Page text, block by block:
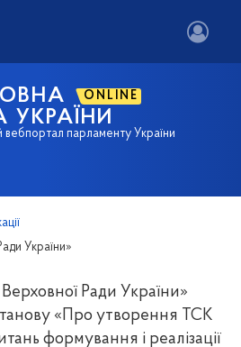
ONLINE
УКРАЇНИ
вебпортал парламенту України
України»
Ради України»
«Про утворення ТСК
формування і реалізації